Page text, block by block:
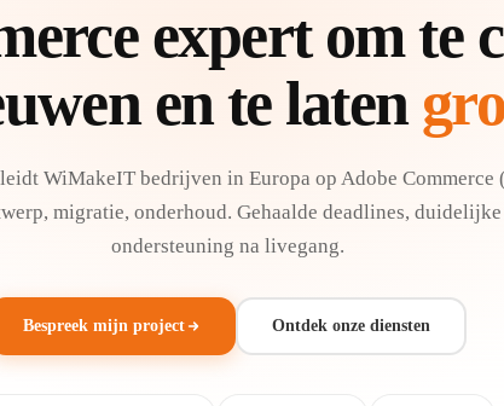
expert om te
en te laten
WiMakeIT bedrijven in Europa op Adobe Commerce
migratie, onderhoud. Gehaalde deadlines,
ondersteuning na livegang.
Bespreek mijn project Ontdek onze diensten